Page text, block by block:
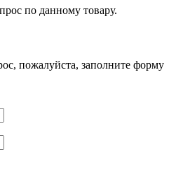
по данному товару.
пожалуйста, заполните форму